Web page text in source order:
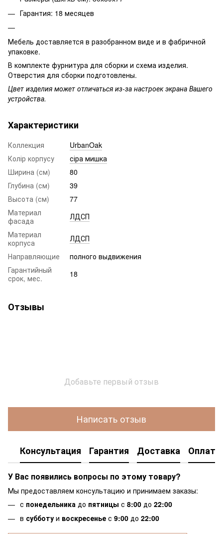
Гарантия: 18 месяцев
Мебель доставляется в разобранном виде и в фабричной
упаковке.
В комплекте фурнитура для сборки и схема изделия.
Отверстия для сборки подготовлены.
Цвет изделия может отличаться из-за настроек экрана Вашего
устройства.
Характеристики
Коллекция
UrbanOak
Колір корпусу
сіра мишка
Ширина (см)
80
Глубина (см)
39
Высота (см)
77
Материал
фасада
ЛДСП
Материал
корпуса
ЛДСП
Направляющие
полного выдвижения
Гарантийный
срок, мес.
18
Отзывы
Добавьте первый отзыв
Написать отзыв
Консультация Гарантия Доставка Оплата
У Вас появились вопросы по этому товару?
Мы предоставляем консультацию и принимаем заказы:
с понедельника до пятницы с 8:00 до 22:00
в субботу и воскресенье с 9:00 до 22:00